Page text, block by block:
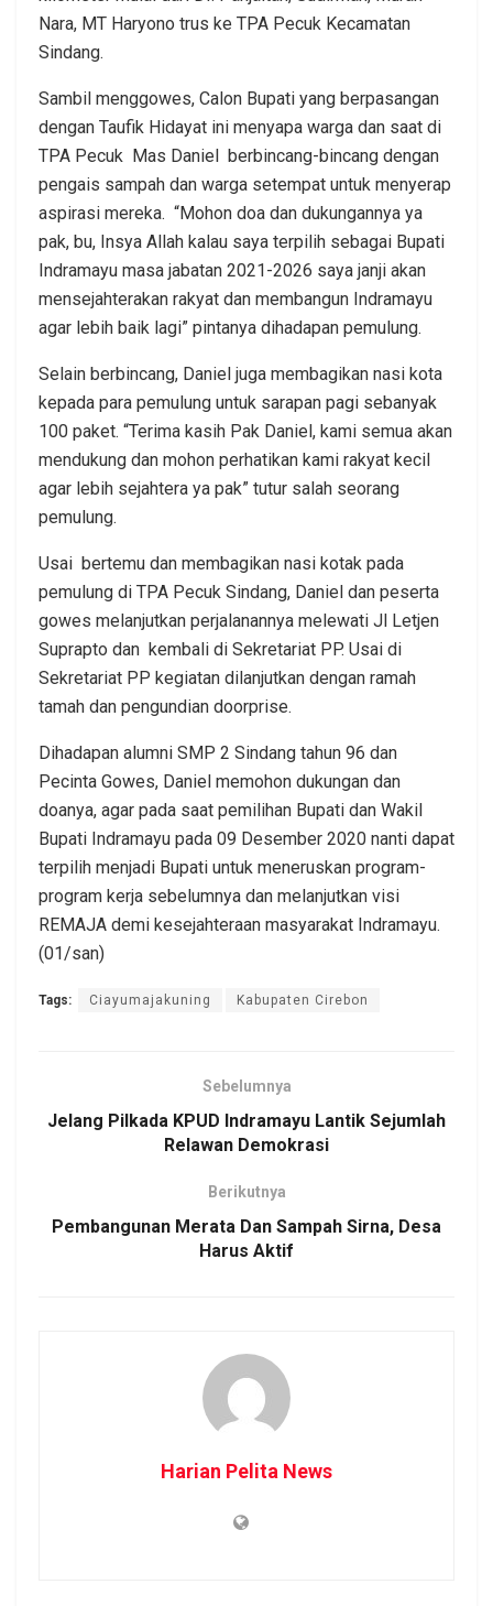
Nara, MT Haryono trus ke TPA Pecuk Kecamatan
Sindang.
Sambil menggowes, Calon Bupati yang berpasangan
dengan Taufik Hidayat ini menyapa warga dan saat di
TPA Pecuk Mas Daniel berbincang-bincang dengan
pengais sampah dan warga setempat untuk menyerap
aspirasi mereka. “Mohon doa dan dukungannya ya
pak, bu, Insya Allah kalau saya terpilih sebagai Bupati
Indramayu masa jabatan 2021-2026 saya janji akan
mensejahterakan rakyat dan membangun Indramayu
agar lebih baik lagi” pintanya dihadapan pemulung.
Selain berbincang, Daniel juga membagikan nasi kota
kepada para pemulung untuk sarapan pagi sebanyak
100 paket. “Terima kasih Pak Daniel, kami semua akan
mendukung dan mohon perhatikan kami rakyat kecil
agar lebih sejahtera ya pak” tutur salah seorang
pemulung.
Usai bertemu dan membagikan nasi kotak pada
pemulung di TPA Pecuk Sindang, Daniel dan peserta
gowes melanjutkan perjalanannya melewati Jl Letjen
Suprapto dan kembali di Sekretariat PP. Usai di
Sekretariat PP kegiatan dilanjutkan dengan ramah
tamah dan pengundian doorprise.
Dihadapan alumni SMP 2 Sindang tahun 96 dan
Pecinta Gowes, Daniel memohon dukungan dan
doanya, agar pada saat pemilihan Bupati dan Wakil
Bupati Indramayu pada 09 Desember 2020 nanti dapat
terpilih menjadi Bupati untuk meneruskan program-
program kerja sebelumnya dan melanjutkan visi
REMAJA demi kesejahteraan masyarakat Indramayu.
(01/san)
Tags: Ciayumajakuning Kabupaten Cirebon
Sebelumnya
Jelang Pilkada KPUD Indramayu Lantik Sejumlah
Relawan Demokrasi
Berikutnya
Pembangunan Merata Dan Sampah Sirna, Desa
Harus Aktif
Harian Pelita News